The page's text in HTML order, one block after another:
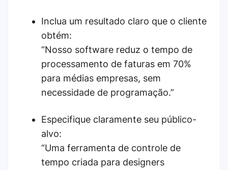
Inclua um resultado claro que o cliente
obtém:
“Nosso software reduz o tempo de
processamento de faturas em 70%
para médias empresas, sem
necessidade de programação.”
Especifique claramente seu público-
alvo:
“Uma ferramenta de controle de
tempo criada para designers